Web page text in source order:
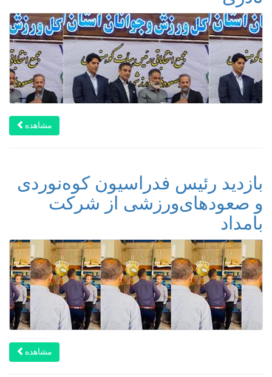
مشاهده
بازدید رئیس فدراسیون کوه‌نوردی
و صعودهای‌ورزشی از شرکت
بامداد
مشاهده